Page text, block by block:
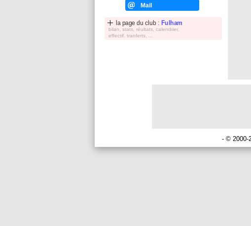
Mail
la page du club : Fulham
bilan, stats, réultats, calendrier,
effectif, tranferts, ...
- © 2000-